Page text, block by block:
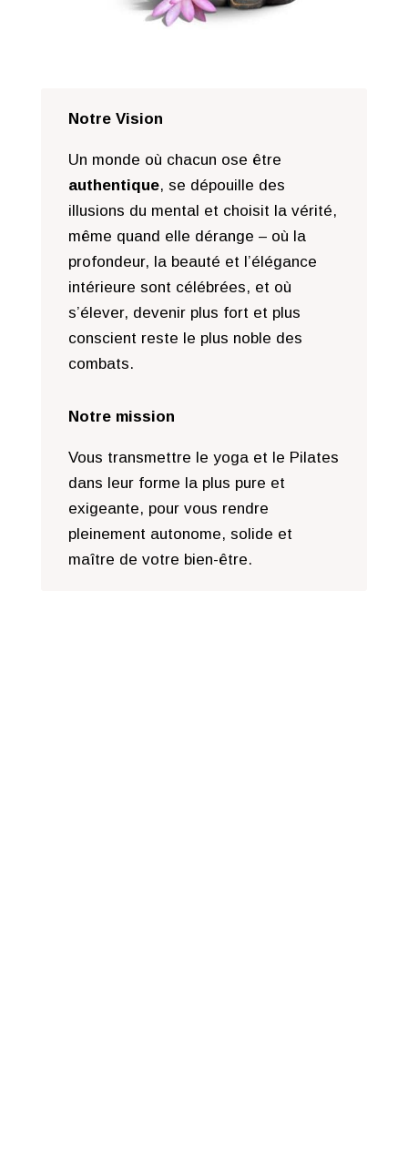
Notre Vision
Un monde où chacun ose être
authentique, se dépouille des
illusions du mental et choisit la vérité,
même quand elle dérange – où la
profondeur, la beauté et l’élégance
intérieure sont célébrées, et où
s’élever, devenir plus fort et plus
conscient reste le plus noble des
combats.
Notre mission
Vous transmettre le yoga et le Pilates
dans leur forme la plus pure et
exigeante, pour vous rendre
pleinement autonome, solide et
maître de votre bien-être.